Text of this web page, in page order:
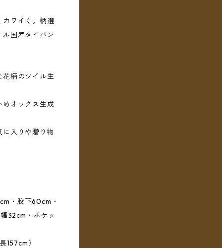
カワイく。柄選
国産タイパン
花柄のツイル生
めオックス生成
入りや贈り物
・股下60cm・
32cm・ポケッ
157cm）